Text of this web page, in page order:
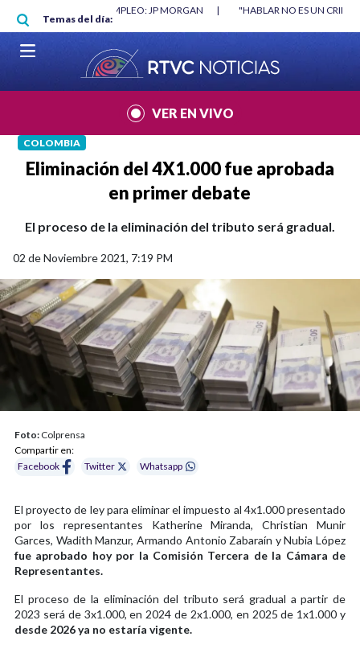
Pasar al contenido principal
Temas del día:
NO DESTRUYÓ EMPLEO: JP MORGAN | "HABLAR NO ES UN
VER EN VIVO
COLOMBIA
Eliminación del 4X1.000 fue aprobada
en primer debate
El proceso de la eliminación del tributo será gradual.
02 de Noviembre 2021, 7:19 PM
Foto: Colprensa
Compartir en:
Facebook
Twitter Whatsapp
El proyecto de ley para eliminar el impuesto al 4x1.000 presentado
por los representantes Katherine Miranda, Christian Munir
Garces, Wadith Manzur, Armando Antonio Zabaraín y Nubia López
fue aprobado hoy por la Comisión Tercera de la Cámara de
Representantes.
El proceso de la eliminación del tributo será gradual a partir de
2023 será de 3x1.000, en 2024 de 2x1.000, en 2025 de 1x1.000 y
desde 2026 ya no estaría vigente.